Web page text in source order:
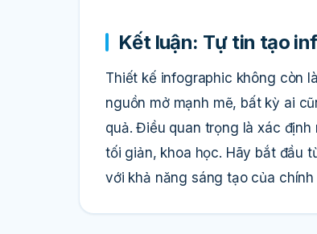
Kết luận: Tự tin tạo
Thiết kế infographic không còn
nguồn mở mạnh mẽ, bất kỳ ai
quả. Điều quan trọng là xác
tối giản, khoa học. Hãy bắt đầu
với khả năng sáng tạo của chính